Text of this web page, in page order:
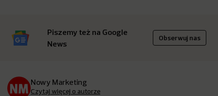
Piszemy też na Google
News
Obserwuj nas
Nowy Marketing
Czytaj więcej o autorze